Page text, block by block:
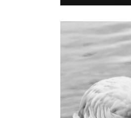
Design
SPLIT